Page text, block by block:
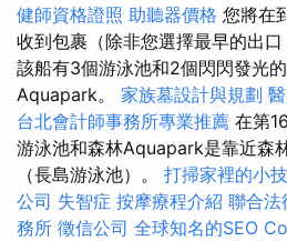
健師資格證照 助聽器價格 您將在
收到包裹（除非您選擇最早的出口
該船有3個游泳池和2個閃閃發光
Aquapark。 家族墓設計與規劃
台北會計師事務所專業推薦 在第
游泳池和森林Aquapark是靠近森
（長島游泳池）。 打掃家裡的小
公司 失智症 按摩療程介紹 聯合法
務所 徵信公司 全球知名的SEO